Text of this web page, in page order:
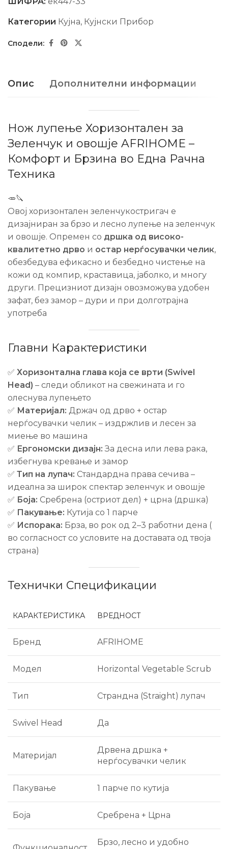
Категории Кујна, Кујнски Прибор
Опис Дополнителни информации
Нож лупење Хоризонтален за
Зеленчук и овошје AFRIHOME –
Комфорт и Брзина во Една Рачна
Техника
🥕🔪
Овој хоризонтален зеленчукостригач е
дизајниран за брзо и лесно лупење на зеленчук
и овошје. Опремен со дршка од високо-
квалитетно дрво и остар нерѓосувачки челик,
обезбедува ефикасно и безбедно чистење на
кожи од компир, краставица, јаболко, и многу
други. Прецизниот дизајн овозможува удобен
зафат, без замор – дури и при долготрајна
употреба
Главни Карактеристики
✅ Хоризонтална глава која се врти (Swivel
Head) – следи обликот на свежината и го
олеснува лупењето
✅ Материјал: Држач од дрво + остар
нерѓосувачки челик – издржлив и лесен за
миење во машина
✅ Ергономски дизајн: За десна или лева рака,
избегнува кревање и замор
✅ Тип на лупач: Стандардна права сечива –
идеална за широк спектар зеленчук и овошје
✅ Боја: Сребрена (остриот дел) + црна (дршка)
✅ Пакување: Кутија со 1 парче
✅ Испорака: Брза, во рок од 2–3 работни дена (
во согласност со условите на доставата од твоја
страна)
Технички Спецификации
КАРАКТЕРИСТИКА ВРЕДНОСТ
Бренд AFRIHOME
Модел Horizontal Vegetable Scrub
Тип Страндна (Straight) лупач
Swivel Head Да
Материјал
Дрвена дршка +
нерѓосувачки челик
Пакување 1 парче по кутија
Боја Сребрена + Црна
Брзо, лесно и удобно